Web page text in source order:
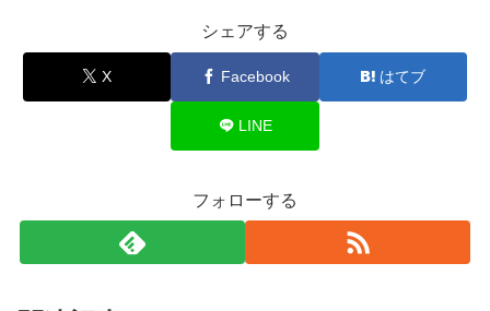
シェアする
X Facebook はてブ
LINE
フォローする